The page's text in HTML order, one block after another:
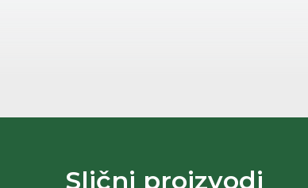
Slični proizvodi